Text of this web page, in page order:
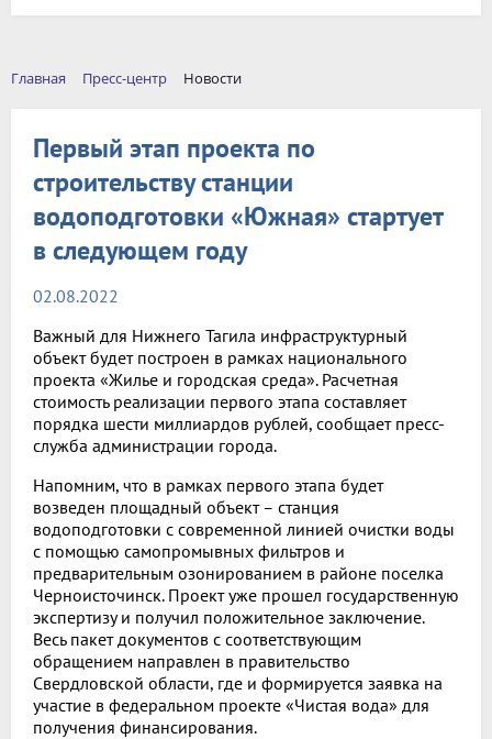
Главная Пресс-центр Новости
Первый этап проекта по
строительству станции
водоподготовки «Южная» стартует
в следующем году
02.08.2022
Важный для Нижнего Тагила инфраструктурный
объект будет построен в рамках национального
проекта «Жилье и городская среда». Расчетная
стоимость реализации первого этапа составляет
порядка шести миллиардов рублей, сообщает пресс-
служба администрации города.
Напомним, что в рамках первого этапа будет
возведен площадный объект – станция
водоподготовки с современной линией очистки воды
с помощью самопромывных фильтров и
предварительным озонированием в районе поселка
Черноисточинск. Проект уже прошел государственную
экспертизу и получил положительное заключение.
Весь пакет документов с соответствующим
обращением направлен в правительство
Свердловской области, где и формируется заявка на
участие в федеральном проекте «Чистая вода» для
получения финансирования.